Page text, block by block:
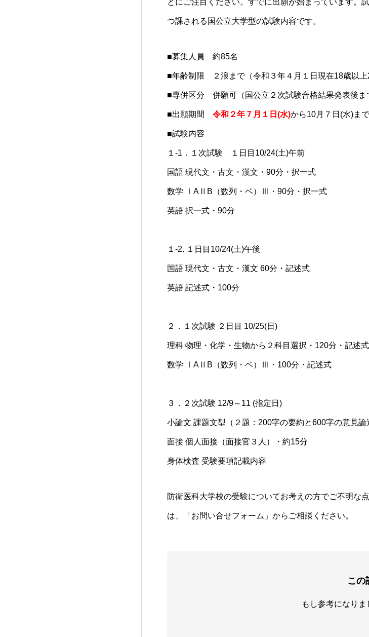
とにご注目ください。すでに出願が始まっています。
つ課される 国公立大学型の試験内容です。
■募集人員 約85名
■年齢制限 ２浪まで（令和３年４月１日現在18歳以上
■専併区分 併願可（国公立２次試験合格結果発表後ま
■出願期間 令和２年７月１日(水)から10月７日(水)ま
■試験内容
１-1．１次試験 １日目10/24(土)午前
国語 現代文・古文・漢文・90分・択一式
数学 ⅠAⅡB（数列・ベ）Ⅲ・90分・択一式
英語 択一式・90分
１-2. １日目10/24(土)午後
国語 現代文・古文・漢文 60分・記述式
英語 記述式・100分
２．１次試験 ２日目 10/25(日)
理科 物理・化学・生物から２科目選択・120分・記述式
数学 ⅠAⅡB（数列・ベ）Ⅲ・100分・記述式
３．２次試験 12/9～11 (指定日)
小論文 課題文型（２題：200字の要約と600字の意見論
面接 個人面接（面接官３人）・約15分
身体検査 受験要項記載内容
防衛医科大学校の受験についてお考えの方でご不明な
は、「お問い合せフォーム」からご相談ください。
この
もし参考になり